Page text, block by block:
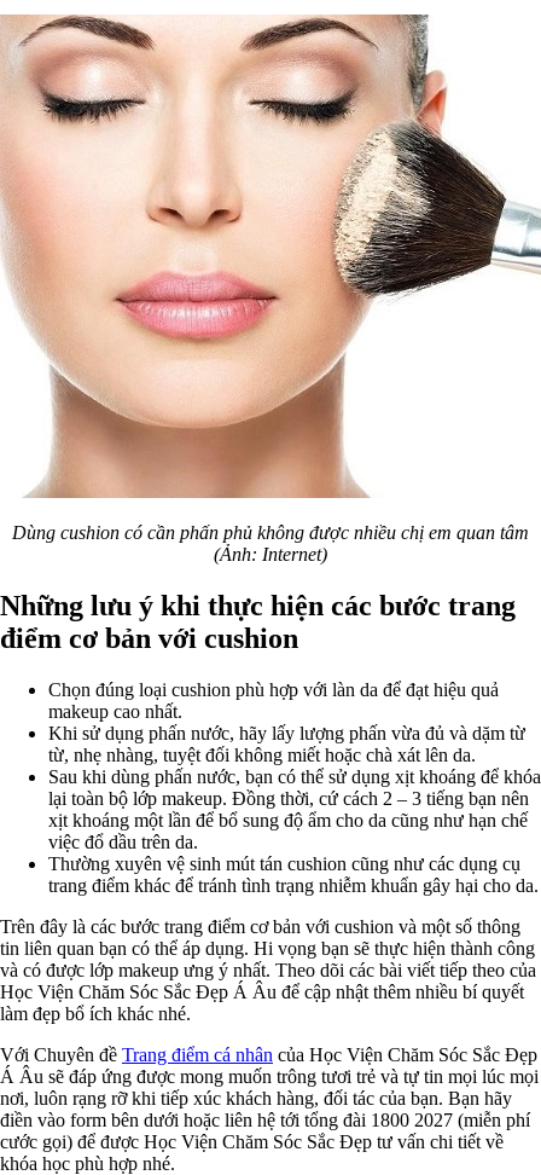
Dùng cushion có cần phấn phủ không được nhiều chị em quan tâm
(Ảnh: Internet)
Những lưu ý khi thực hiện các bước trang
điểm cơ bản với cushion
Chọn đúng loại cushion phù hợp với làn da để đạt hiệu quả
makeup cao nhất.
Khi sử dụng phấn nước, hãy lấy lượng phấn vừa đủ và dặm từ
từ, nhẹ nhàng, tuyệt đối không miết hoặc chà xát lên da.
Sau khi dùng phấn nước, bạn có thể sử dụng xịt khoáng để khóa
lại toàn bộ lớp makeup. Đồng thời, cứ cách 2 – 3 tiếng bạn nên
xịt khoáng một lần để bổ sung độ ẩm cho da cũng như hạn chế
việc đổ dầu trên da.
Thường xuyên vệ sinh mút tán cushion cũng như các dụng cụ
trang điểm khác để tránh tình trạng nhiễm khuẩn gây hại cho da.
Trên đây là các bước trang điểm cơ bản với cushion và một số thông
tin liên quan bạn có thể áp dụng. Hi vọng bạn sẽ thực hiện thành công
và có được lớp makeup ưng ý nhất. Theo dõi các bài viết tiếp theo của
Học Viện Chăm Sóc Sắc Đẹp Á Âu để cập nhật thêm nhiều bí quyết
làm đẹp bổ ích khác nhé.
Với Chuyên đề Trang điểm cá nhân của Học Viện Chăm Sóc Sắc Đẹp
Á Âu sẽ đáp ứng được mong muốn trông tươi trẻ và tự tin mọi lúc mọi
nơi, luôn rạng rỡ khi tiếp xúc khách hàng, đối tác của bạn. Bạn hãy
điền vào form bên dưới hoặc liên hệ tới tổng đài 1800 2027 (miễn phí
cước gọi) để được Học Viện Chăm Sóc Sắc Đẹp tư vấn chi tiết về
khóa học phù hợp nhé.